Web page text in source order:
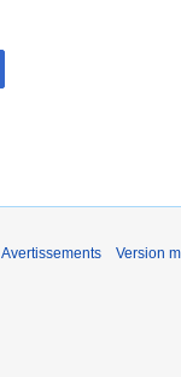
Avertissements Version